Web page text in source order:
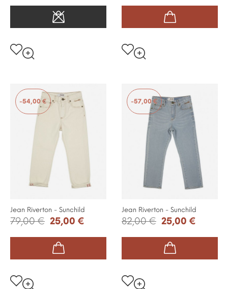
-54,00 €
Jean Riverton - Sunchild
79,00 € 25,00 €
-57,00 €
Jean Riverton - Sunchild
82,00 € 25,00 €